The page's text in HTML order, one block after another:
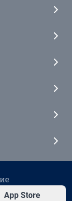
App Store